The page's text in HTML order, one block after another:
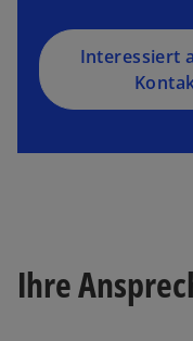
Interessiert
Ihre